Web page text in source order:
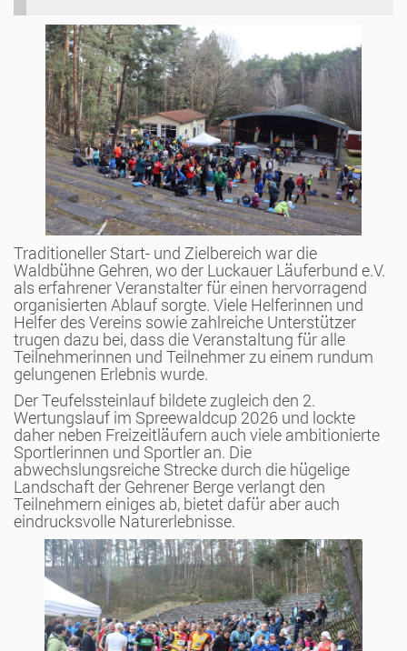
Traditioneller Start- und Zielbereich war die
Waldbühne Gehren, wo der Luckauer Läuferbund e.V.
als erfahrener Veranstalter für einen hervorragend
organisierten Ablauf sorgte. Viele Helferinnen und
Helfer des Vereins sowie zahlreiche Unterstützer
trugen dazu bei, dass die Veranstaltung für alle
Teilnehmerinnen und Teilnehmer zu einem rundum
gelungenen Erlebnis wurde.
Der Teufelssteinlauf bildete zugleich den 2.
Wertungslauf im Spreewaldcup 2026 und lockte
daher neben Freizeitläufern auch viele ambitionierte
Sportlerinnen und Sportler an. Die
abwechslungsreiche Strecke durch die hügelige
Landschaft der Gehrener Berge verlangt den
Teilnehmern einiges ab, bietet dafür aber auch
eindrucksvolle Naturerlebnisse.